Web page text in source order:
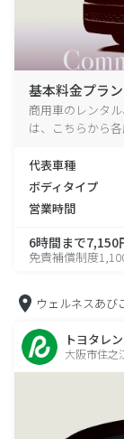
基本料金プラン
商用車のレンタ
は、こちらから
代表車種
ボディタイプ
営業時間
6時間まで7,150
免責補償制度
ウェルネスあび
トヨタレ
大阪市住之